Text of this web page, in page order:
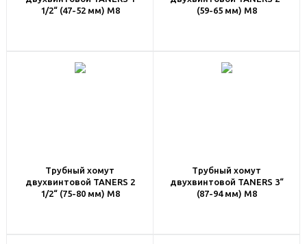
1/2“ (47-52 мм) M8
(59-65 мм) M8
Трубный хомут
двухвинтовой TANERS 2
1/2“ (75-80 мм) M8
Трубный хомут
двухвинтовой TANERS 3“
(87-94 мм) M8